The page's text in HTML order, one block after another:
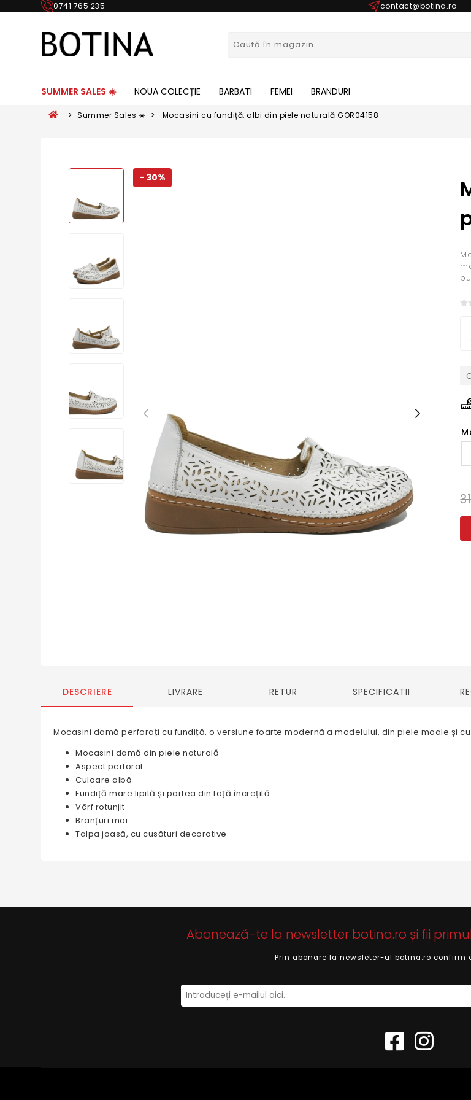
0741 765 235 contact@botina.ro
SUMMER SALES ☀️ NOUA COLECȚIE BARBATI FEMEI BRANDURI
> Summer Sales ☀️ > Mocasini cu fundiță, albi din piele naturală GOR04158
- 30%
DESCRIERE LIVRARE RETUR SPECIFICATII
Mocasini damă perforați cu fundiță, o versiune foarte modernă a modelului, din piele moale și
Mocasini damă din piele naturală
Aspect perforat
Culoare albă
Fundiță mare lipită și partea din față încrețită
Vârf rotunjit
Branțuri moi
Talpa joasă, cu cusături decorative
Abonează-te la newsletter botina.ro și fii
Prin abonare la newsleter-ul botina.ro confirm